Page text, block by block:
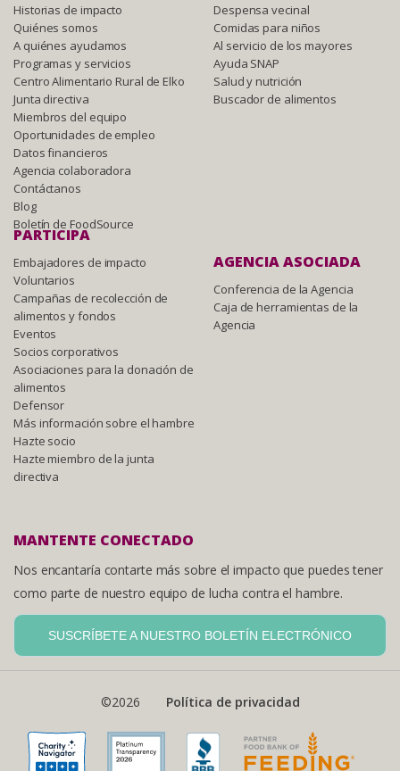
Historias de impacto
Quiénes somos
A quiénes ayudamos
Programas y servicios
Centro Alimentario Rural de Elko
Junta directiva
Miembros del equipo
Oportunidades de empleo
Datos financieros
Agencia colaboradora
Contáctanos
Blog
Boletín de FoodSource
Despensa vecinal
Comidas para niños
Al servicio de los mayores
Ayuda SNAP
Salud y nutrición
Buscador de alimentos
PARTICIPA
Embajadores de impacto
Voluntarios
Campañas de recolección de
alimentos y fondos
Eventos
Socios corporativos
Asociaciones para la donación de
alimentos
Defensor
Más información sobre el hambre
Hazte socio
Hazte miembro de la junta
directiva
AGENCIA ASOCIADA
Conferencia de la Agencia
Caja de herramientas de la
Agencia
MANTENTE CONECTADO
Nos encantaría contarte más sobre el impacto que puedes tener
como parte de nuestro equipo de lucha contra el hambre.
SUSCRÍBETE A NUESTRO BOLETÍN ELECTRÓNICO
©2026 Política de privacidad